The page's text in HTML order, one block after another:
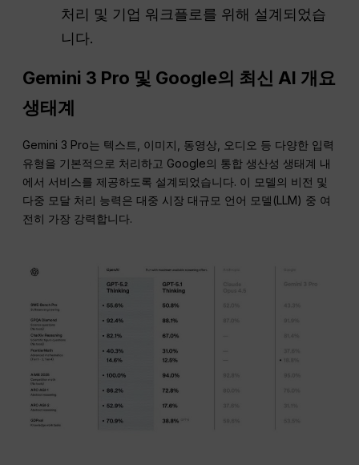
처리 및 기업 워크플로를 위해 설계되었습
니다.
Gemini 3 Pro 및 Google의 최신 AI 개요
생태계
Gemini 3 Pro는 텍스트, 이미지, 동영상, 오디오 등 다양한 입력
유형을 기본적으로 처리하고 Google의 통합 생산성 생태계 내
에서 서비스를 제공하도록 설계되었습니다. 이 모델의 비전 및
다중 모달 처리 능력은 대중 시장 대규모 언어 모델(LLM) 중 여
전히 가장 강력합니다.